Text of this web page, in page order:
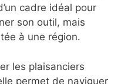
cadre idéal pour
son outil, mais
à une région.
les plaisanciers
permet de naviguer